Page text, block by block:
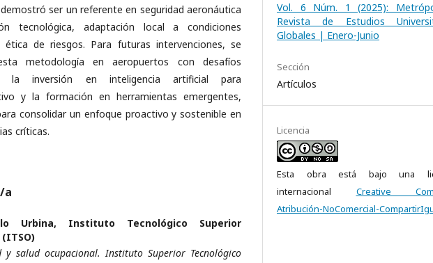
ser un referente en seguridad aeronáutica
tecnológica, adaptación local a condiciones
de riesgos. Para futuras intervenciones, se
metodología en aeropuertos con desafíos
la inversión en inteligencia artificial para
y la formación en herramientas emergentes,
consolidar un enfoque proactivo y sostenible en
críticas.
a
Urbina, Instituto Tecnológico Superior
y salud ocupacional. Instituto Superior Tecnológico
Vol. 6 Núm. 1 (2025):
Revista de Estudios
Globales | Enero-Junio
Sección
Artículos
Licencia
Esta obra está bajo una
internacional Creative
Atribución-NoComercial-